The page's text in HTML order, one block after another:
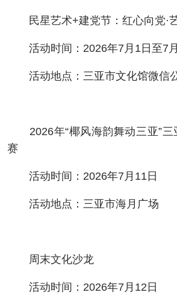
民星艺术+建党节：红心向党·
活动时间：2026年7月1日至7
活动地点：三亚市文化馆微信
2026年“椰风海韵舞动三亚”三
赛
活动时间：2026年7月11日
活动地点：三亚市海月广场
周末文化沙龙
活动时间：2026年7月12日